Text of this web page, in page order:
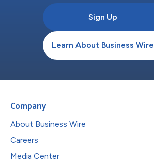
Sign Up
Learn About Business Wire
Company
About Business Wire
Careers
Media Center